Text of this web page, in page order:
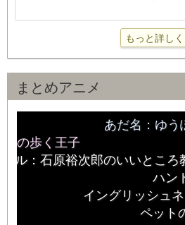
もっと詳しく
まとめアニメ